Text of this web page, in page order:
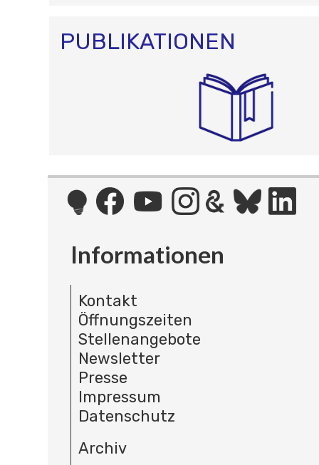
PUBLIKATIONEN
Informationen
Kontakt
Öffnungszeiten
Stellenangebote
Newsletter
Presse
Impressum
Datenschutz
Archiv